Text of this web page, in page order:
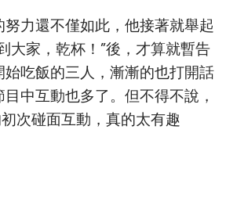
力還不僅如此，他接著就舉起
大家，乾杯！”後，才算就暫告
始吃飯的三人，漸漸的也打開話
中互動也多了。但不得不說，
次碰面互動，真的太有趣